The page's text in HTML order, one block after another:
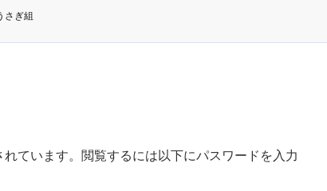
さぎ組
ています。閲覧するには以下にパスワードを入力